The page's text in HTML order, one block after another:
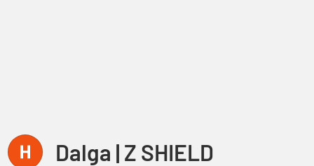
Dalga | Z SHIELD